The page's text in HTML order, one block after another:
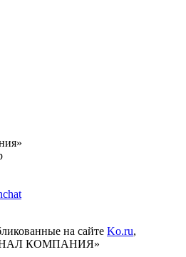
на сайте Ko.ru,
КОМПАНИЯ»